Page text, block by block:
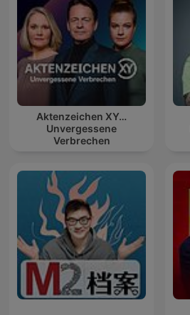
Aktenzeichen XY…
Unvergessene
Verbrechen